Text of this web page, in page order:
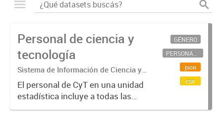
Personal de ciencia y
tecnología
Sistema de Información de Ciencia y
Tecnología Argentino (SICYTAR)
El personal de CyT en una unidad
estadística incluye a todas las
personas involucradas
GÉNERO
PERSONAL CIENTÍFICO-TECNOLÓGICO
json
csv